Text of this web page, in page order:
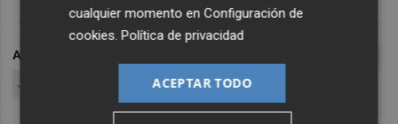
ARCHIVADO EN
JUAN CARLOS
cualquier momento enConfiguración de
cookies.Política de privacidad
ACEPTAR TODO